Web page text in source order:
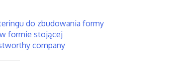
do zbudowania formy
formie stojącej
company